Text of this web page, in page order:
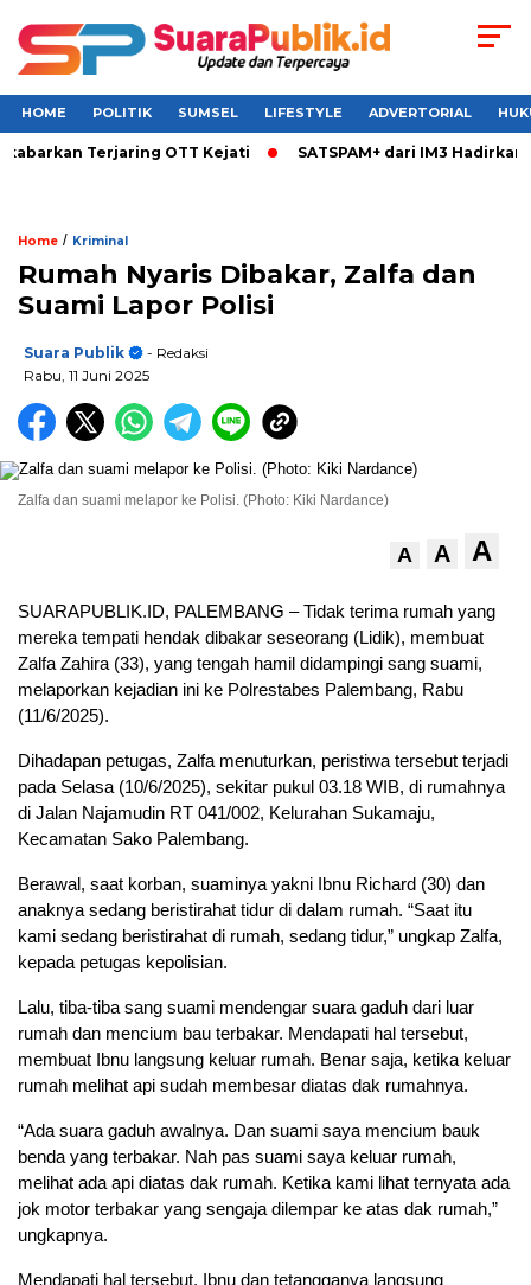
HOME POLITIK SUMSEL LIFESTYLE ADVERTORIAL
Terjaring OTT Kejati SATSPAM+ dari IM3
Home / Kriminal
Rumah Nyaris Dibakar, Zalfa dan
Suami Lapor Polisi
Suara Publik
- Redaksi
Rabu, 11 Juni 2025
Zalfa dan suami melapor ke Polisi. (Photo: Kiki Nardance)
A A A
SUARAPUBLIK.ID, PALEMBANG – Tidak terima rumah yang
mereka tempati hendak dibakar seseorang (Lidik), membuat
Zalfa Zahira (33), yang tengah hamil didampingi sang suami,
melaporkan kejadian ini ke Polrestabes Palembang, Rabu
(11/6/2025).
Dihadapan petugas, Zalfa menuturkan, peristiwa tersebut terjadi
pada Selasa (10/6/2025), sekitar pukul 03.18 WIB, di rumahnya
di Jalan Najamudin RT 041/002, Kelurahan Sukamaju,
Kecamatan Sako Palembang.
Berawal, saat korban, suaminya yakni Ibnu Richard (30) dan
anaknya sedang beristirahat tidur di dalam rumah. “Saat itu
kami sedang beristirahat di rumah, sedang tidur,” ungkap Zalfa,
kepada petugas kepolisian.
Lalu, tiba-tiba sang suami mendengar suara gaduh dari luar
rumah dan mencium bau terbakar. Mendapati hal tersebut,
membuat Ibnu langsung keluar rumah. Benar saja, ketika keluar
rumah melihat api sudah membesar diatas dak rumahnya.
“Ada suara gaduh awalnya. Dan suami saya mencium bauk
benda yang terbakar. Nah pas suami saya keluar rumah,
melihat ada api diatas dak rumah. Ketika kami lihat ternyata ada
jok motor terbakar yang sengaja dilempar ke atas dak rumah,”
ungkapnya.
Mendapati hal tersebut, Ibnu dan tetangganya langsung